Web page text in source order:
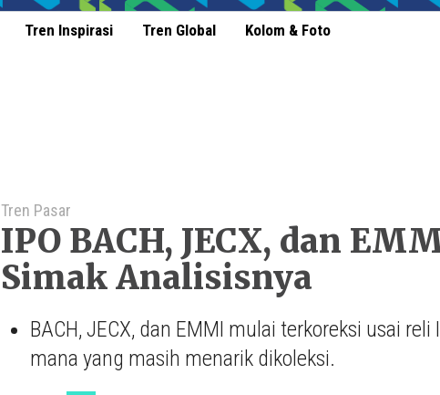
Tren Inspirasi Tren Global Kolom & Foto
Tren Pasar
IPO BACH, JECX, dan
Simak Analisisnya
BACH, JECX, dan EMMI mulai terkoreksi usai
mana yang masih menarik dikoleksi.